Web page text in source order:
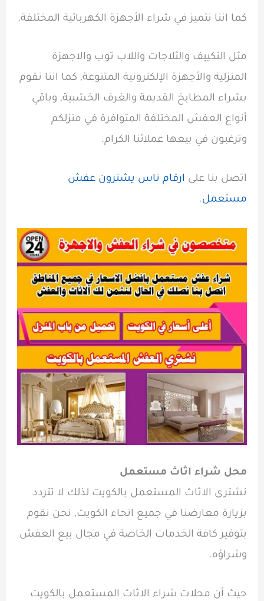
كما اننا نتميز في شراء الأجهزة الكهربائية المختلفة.
مثل التكييف والثلاجات واللاب توب والاجهزة
المنزلية والأجهزة الإلكترونية المتنوعة, كما اننا نقوم
بشراء المطابخ القديمة والغرف الخشبية, وباقي
أنواع العفش المختلفة المتوافرة في منزلكم
وترغبون في بيعها عملائنا الكرام.
اتصل بنا على ارقام ناس يشترون عفش
مستعمل.
محل شراء اثاث مستعمل
نشترى الاثاث المستعمل بالكويت لذلك لا تتردد
بزيارة معارضنا في جميع انحاء الكويت, نحن نقوم
بتوفير كافة الخدمات الخاصة في مجال بيع العفش
وشراؤه.
حيث أن محلات شراء الاثاث المستعمل بالكويت